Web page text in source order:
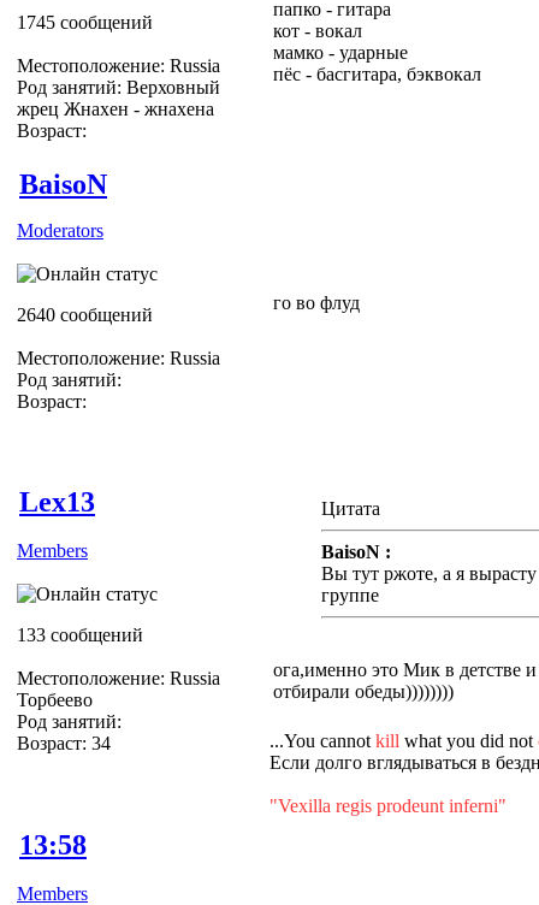
1745 сообщений
Местоположение: Russia
Род занятий: Верховный
жрец Жнахен - жнахена
Возраст:
папко - гитара
кот - вокал
мамко - ударные
пёс - басгитара, бэквокал
BaisoN
Moderators
2640 сообщений
Местоположение: Russia
Род занятий:
Возраст:
го во флуд
Lex13
Members
133 сообщений
Местоположение: Russia
Торбеево
Род занятий:
Возраст: 34
Цитата
BaisoN :
Вы тут ржоте, а я
группе
ога,именно это Мик в детстве
отбирали обеды))))))))
...You cannot kill what you did not
Если долго вглядываться в
"Vexilla regis prodeunt inferni"
13:58
Members